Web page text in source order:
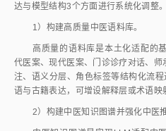
达与模型结构3个方面进行系统化调整。
1）构建高质量中医语料库。
高质量的语料库是本土化适配的
代医案、现代医案、门诊诊疗对话、
注、语义分层、角色标签等结构化流程
语与古籍表达，可增设解释层或术语映
2）构建中医知识图谱并强化中医